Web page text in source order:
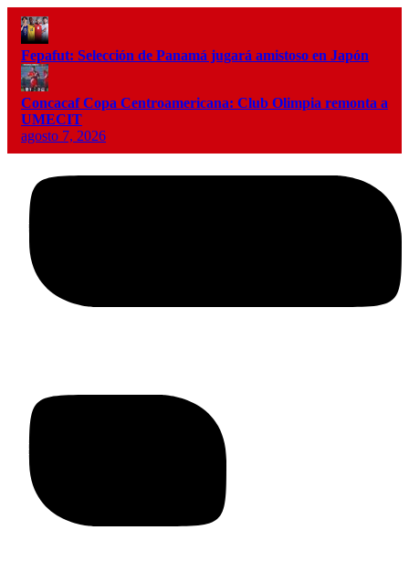
Fepafut: Selección de Panamá jugará amistoso en Japón
Concacaf Copa Centroamericana: Club Olimpia remonta a
UMECIT
agosto 7, 2026